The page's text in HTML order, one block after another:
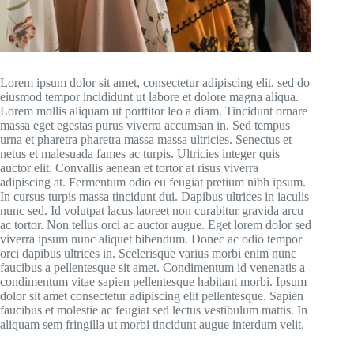
Lorem ipsum dolor sit amet, consectetur adipiscing elit, sed do
eiusmod tempor incididunt ut labore et dolore magna aliqua.
Lorem mollis aliquam ut porttitor leo a diam. Tincidunt ornare
massa eget egestas purus viverra accumsan in. Sed tempus
urna et pharetra pharetra massa massa ultricies. Senectus et
netus et malesuada fames ac turpis. Ultricies integer quis
auctor elit. Convallis aenean et tortor at risus viverra
adipiscing at. Fermentum odio eu feugiat pretium nibh ipsum.
In cursus turpis massa tincidunt dui. Dapibus ultrices in iaculis
nunc sed. Id volutpat lacus laoreet non curabitur gravida arcu
ac tortor. Non tellus orci ac auctor augue. Eget lorem dolor sed
viverra ipsum nunc aliquet bibendum. Donec ac odio tempor
orci dapibus ultrices in. Scelerisque varius morbi enim nunc
faucibus a pellentesque sit amet. Condimentum id venenatis a
condimentum vitae sapien pellentesque habitant morbi. Ipsum
dolor sit amet consectetur adipiscing elit pellentesque. Sapien
faucibus et molestie ac feugiat sed lectus vestibulum mattis. In
aliquam sem fringilla ut morbi tincidunt augue interdum velit.